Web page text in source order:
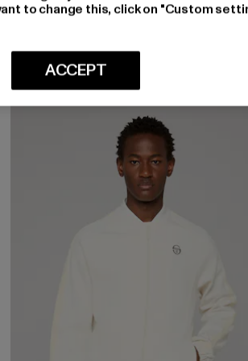
Udine
to change this, click on "Custom
ACCEPT